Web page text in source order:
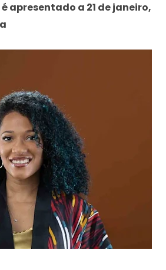
apresentado a 21 de janeiro,